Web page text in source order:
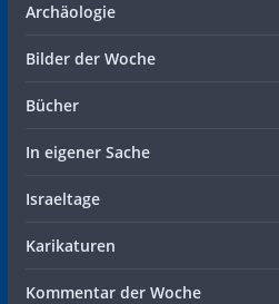
Archäologie
Bilder der Woche
Bücher
In eigener Sache
Israeltage
Karikaturen
Kommentar der Woche